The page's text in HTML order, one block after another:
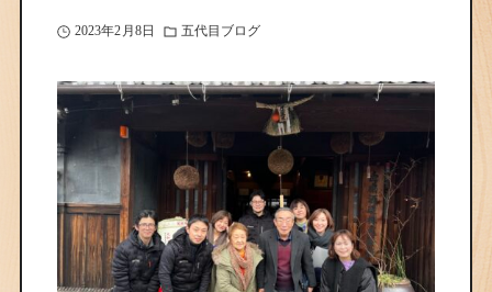
2023年2月8日 五代目ブログ